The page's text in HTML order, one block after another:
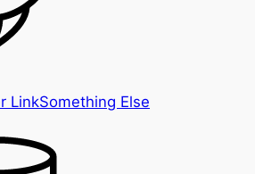
LinkSomething Else